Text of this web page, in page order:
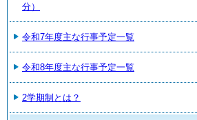
分）
令和7年度主な行事予定一覧
令和8年度主な行事予定一覧
2学期制とは？